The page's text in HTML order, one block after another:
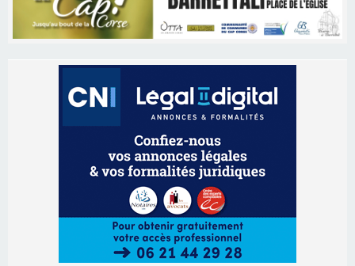
Les brèves
Ucciani – Marché des producteurs à Cruculi le
Corte – L’association A Nuciola organise une
projection sous les étoiles